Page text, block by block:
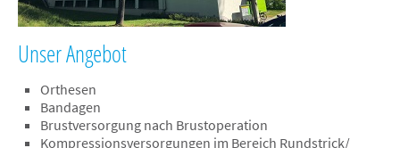
Sanitätshaus Leipzig / Südvorstadt & EBZ
Sanitätshaus Leipzig / Zentrum
Sanitätshaus Leipzig / Zentrum-West
Orthopädie­technik
Unser Angebot
Orthesen
Bandagen
Brustversorgung nach Brustoperation
Kompressionsversorgungen im Bereich Rundstrick/